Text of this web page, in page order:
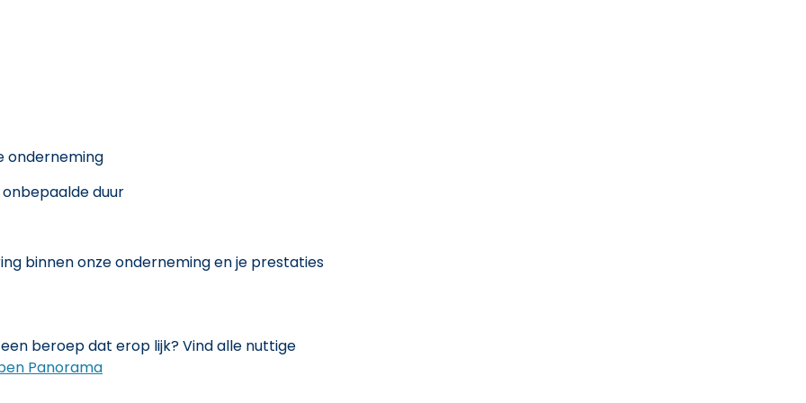
onderneming
duur
binnen onze onderneming en je prestaties
beroep dat erop lijk? Vind alle nuttige
Panorama